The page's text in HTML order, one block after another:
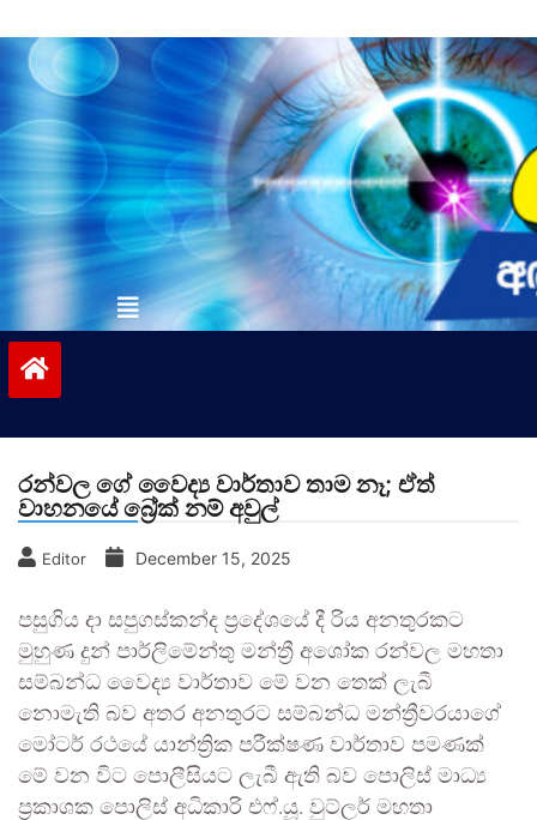
to
contentvinivida.lk
රන්වල ගේ වෛද්‍ය වාර්තාව තාම නෑ; ඒත්
වාහනයේ බ්‍රේක් නම් අවුල්
Editor December 15, 2025
පසුගිය දා සපුගස්කන්ද ප්‍රදේශයේ දී රිය අනතුරකට
මුහුණ දුන් පාර්ලිමේන්තු මන්ත්‍රී අශෝක රන්වල මහතා
සම්බන්ධ වෛද්‍ය වාර්තාව මේ වන තෙක් ලැබී
නොමැති බව අතර අනතුරට සම්බන්ධ මන්ත්‍රීවරයාගේ
මෝටර් රථයේ යාන්ත්‍රික පරීක්ෂණ වාර්තාව පමණක්
මේ වන විට පොලීසියට ලැබී ඇති බව පොලිස් මාධ්‍ය
ප්‍රකාශක පොලිස් අධිකාරි එෆ්.යූ. වුට්ලර් මහතා